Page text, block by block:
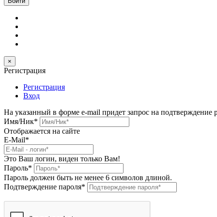
×
Регистрация
Регистрация
Вход
На указанный в форме e-mail придет запрос на подтверждение
Имя/Ник*
Отображается на сайте
E-Mail*
Это Ваш логин, виден только Вам!
Пароль*
Пароль должен быть не менее 6 символов длиной.
Подтверждение пароля*